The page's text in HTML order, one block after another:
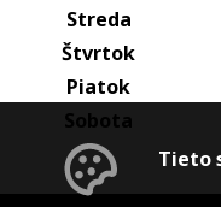
Streda
Štvrtok
Piatok
Sobota
Tieto